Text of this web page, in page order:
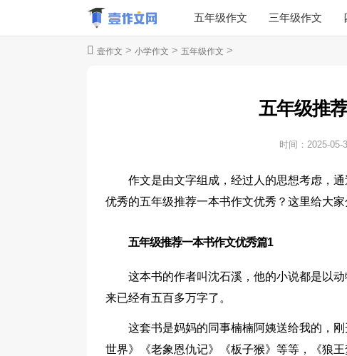
五年级作文 三年级作文
壹作文 > 小学作文 > 五年级作文 >
五年级推
时间： 2025-05-
作文是由文字组成，经过人的思想考虑，
优秀的五年级推荐一本书作文优秀？这里给大
五年级推荐一本书作文优秀篇1
这本书的作者叫沈石溪，他的小说都是以
来已经有五百多万字了。
这套书是妈妈的同事楠楠阿姨送给我的，
世界》《老象恩仇记》《板子猴》等等，《狼